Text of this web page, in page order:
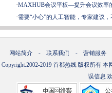
·MAXHUB会议平板—提升会议效率
·需要“小心”的人工智能，专家建议
网站简介 - 联系我们 - 营销服务
Copyright.2002-2019 首都热线 版权所有 本
误信息